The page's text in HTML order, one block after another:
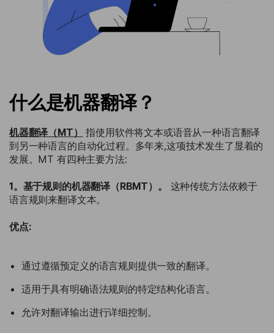
什么是机器翻译？
机器翻译（MT）
指使用软件将文本或语音从一种语言翻译
到另一种语言的自动化过程。多年来,这项技术发生了显着的
发展。MT 有四种主要方法:
1。基于规则的机器翻译（RBMT）。
这种传统方法依赖于
语言规则来翻译文本。
优点:
通过遵循预定义的语言规则提供一致的翻译。
适用于具有明确语法规则的特定结构化语言。
允许对翻译输出进行详细控制。